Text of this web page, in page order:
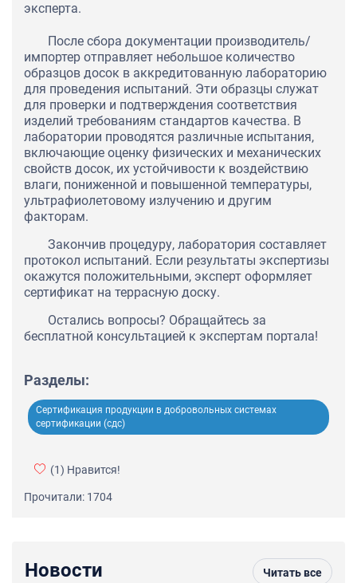
эксперта.
После сбора документации производитель/
импортер отправляет небольшое количество
образцов досок в аккредитованную лабораторию
для проведения испытаний. Эти образцы служат
для проверки и подтверждения соответствия
изделий требованиям стандартов качества. В
лаборатории проводятся различные испытания,
включающие оценку физических и механических
свойств досок, их устойчивости к воздействию
влаги, пониженной и повышенной температуры,
ультрафиолетовому излучению и другим
факторам.
Закончив процедуру, лаборатория составляет
протокол испытаний. Если результаты экспертизы
окажутся положительными, эксперт оформляет
сертификат на террасную доску.
Остались вопросы? Обращайтесь за
бесплатной консультацией к экспертам портала!
Разделы:
Сертификация продукции в добровольных системах
сертификации (сдс)
(1) Нравится!
Прочитали: 1704
Новости Читать все